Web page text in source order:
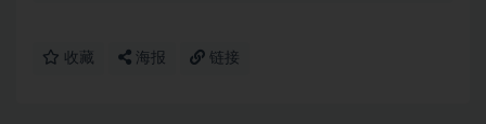
收藏 海报 链接